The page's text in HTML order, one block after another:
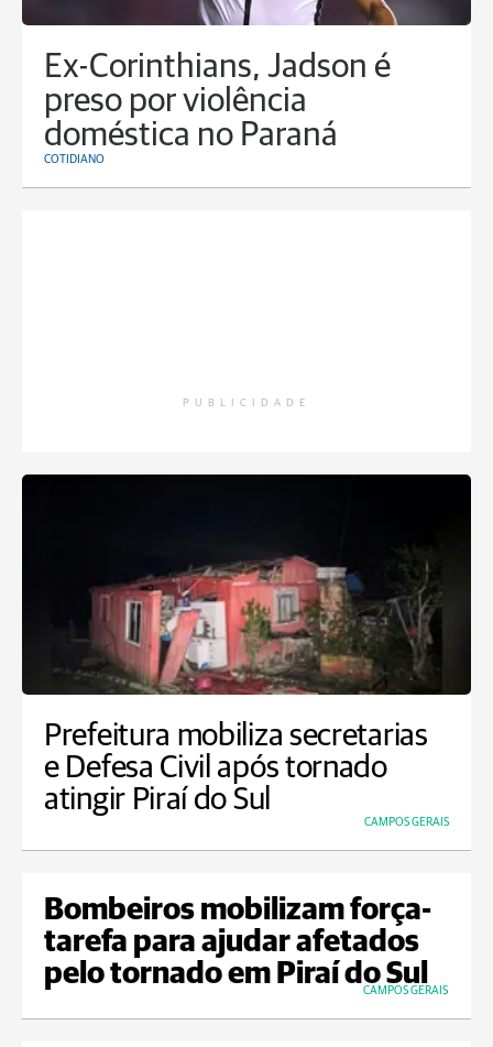
Ex-Corinthians, Jadson é
preso por violência
doméstica no Paraná
COTIDIANO
PUBLICIDADE
Prefeitura mobiliza secretarias
e Defesa Civil após tornado
atingir Piraí do Sul
CAMPOS GERAIS
Bombeiros mobilizam força-
tarefa para ajudar afetados
pelo tornado em Piraí do Sul
CAMPOS GERAIS